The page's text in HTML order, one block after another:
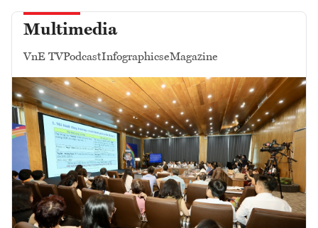
Multimedia
VnE TVPodcastInfographicseMagazine